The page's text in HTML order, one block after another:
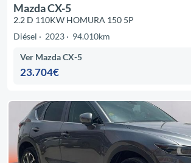
Mazda CX-5
2.2 D 110KW HOMURA 150 5P
Diésel
2023 94.010km
Ver Mazda CX-5
23.704€